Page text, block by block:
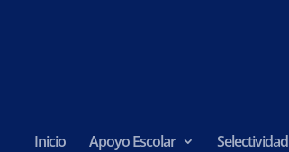
Inicio Apoyo Escolar Selectividad